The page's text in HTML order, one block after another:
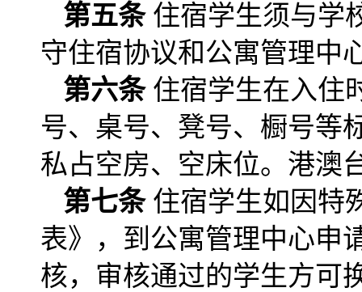
第五条 住宿学生须与学
守住宿协议和公寓管理中
第六条 住宿学生在入住
号、桌号、凳号、橱号等
私占空房、空床位。港澳
第七条 住宿学生如因特
表》，到公寓管理中心申
核，审核通过的学生方可